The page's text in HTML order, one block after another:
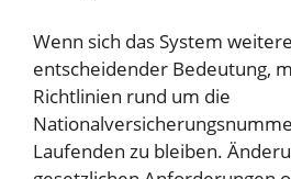
Wenn sich das System
entscheidender Bedeutung,
Richtlinien rund um die
Laufenden zu bleiben.